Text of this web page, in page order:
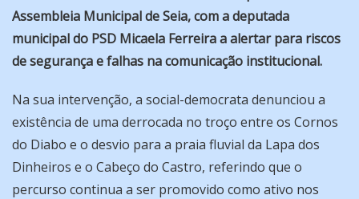
Assembleia Municipal de Seia, com a deputada
municipal do PSD Micaela Ferreira a alertar para riscos
de segurança e falhas na comunicação institucional.
Na sua intervenção, a social-democrata denunciou a
existência de uma derrocada no troço entre os Cornos
do Diabo e o desvio para a praia fluvial da Lapa dos
Dinheiros e o Cabeço do Castro, referindo que o
percurso continua a ser promovido como ativo nos